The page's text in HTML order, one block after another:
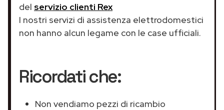
del servizio clienti Rex
I nostri servizi di assistenza elettrodomestici
non hanno alcun legame con le case ufficiali.
Ricordati che:
Non vendiamo pezzi di ricambio